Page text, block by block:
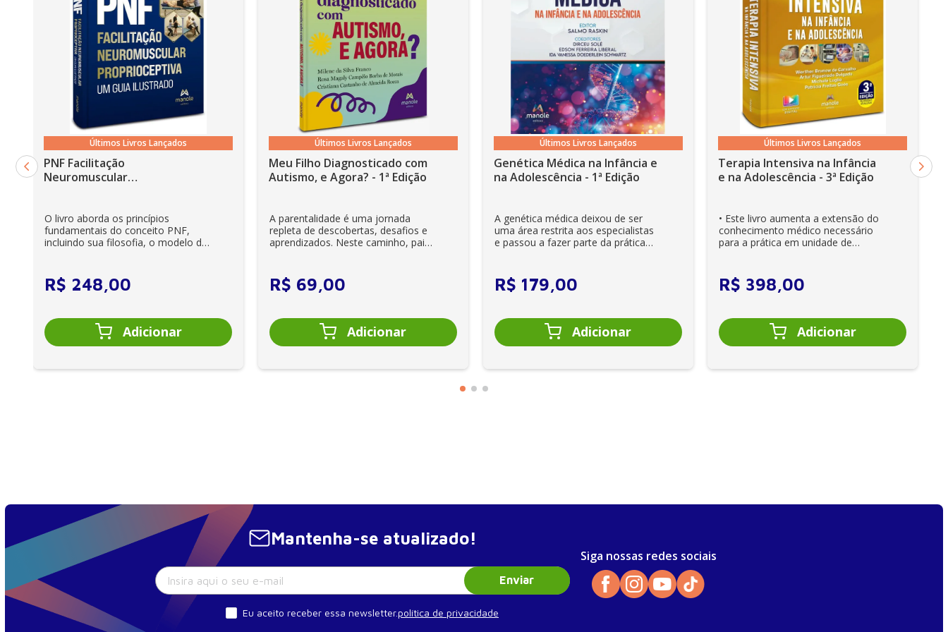
Últimos Livros Lançados
PNF Facilitação
Neuromuscular
O livro aborda os princípios
fundamentais do conceito PNF,
incluindo sua filosofia, o modelo da
R$ 248,00
Últimos Livros Lançados
Meu Filho Diagnosticado com
Autismo, e Agora? - 1ª Edição
A parentalidade é uma jornada
repleta de descobertas, desafios e
aprendizados. Neste caminho, pais
R$ 69,00
Últimos Livros Lançados
Genética Médica na Infância e
na Adolescência - 1ª Edição
A genética médica deixou de ser
uma área restrita aos especialistas
e passou a fazer parte da prática
R$ 179,00
Últimos Livros Lançados
Terapia Intensiva na Infância
e na Adolescência - 3ª Edição
• Este livro aumenta a extensão do
conhecimento médico necessário
para a prática em unidade de
R$ 398,00
Mantenha-se atualizado!
Enviar
Eu aceito receber essa newsletter.política de privacidade
Siga nossas redes sociais